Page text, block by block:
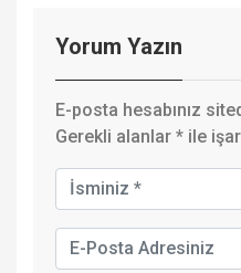
Yorum Yazın
E-posta hesabınız
Gerekli alanlar * ile